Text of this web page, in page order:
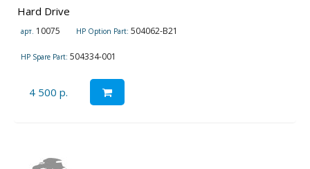
Hard Drive
арт. 10075 HP Option Part: 504062-B21
HP Spare Part: 504334-001
4 500 р.